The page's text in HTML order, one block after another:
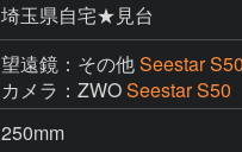
埼玉県自宅★見台
望遠鏡：その他Seestar S50
カメラ：ZWOSeestar S50
250mm